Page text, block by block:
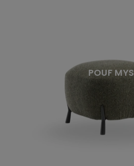
POUF MYS